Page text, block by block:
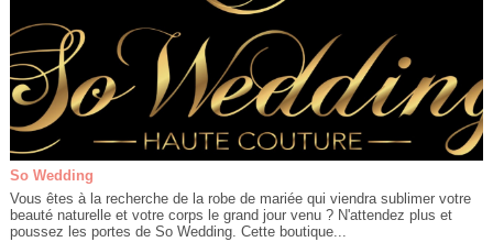
So Wedding
Vous êtes à la recherche de la robe de mariée qui viendra sublimer votre
beauté naturelle et votre corps le grand jour venu ? N'attendez plus et
poussez les portes de So Wedding. Cette boutique...